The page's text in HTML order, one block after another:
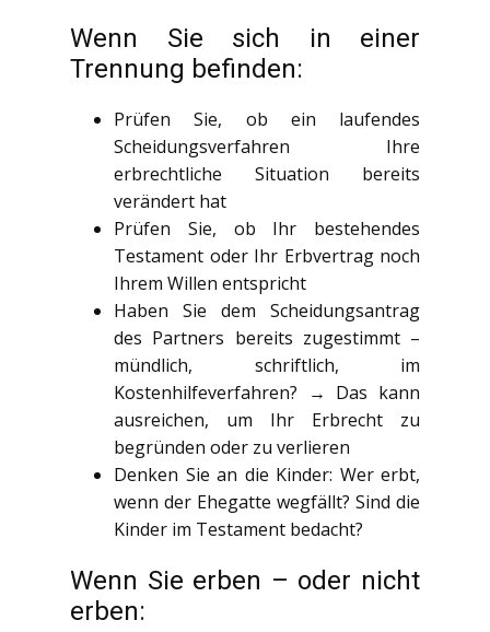
Wenn Sie sich in einer
Trennung befinden:
Prüfen Sie, ob ein laufendes
Scheidungsverfahren Ihre
erbrechtliche Situation bereits
verändert hat
Prüfen Sie, ob Ihr bestehendes
Testament oder Ihr Erbvertrag noch
Ihrem Willen entspricht
Haben Sie dem Scheidungsantrag
des Partners bereits zugestimmt –
mündlich, schriftlich, im
Kostenhilfeverfahren? → Das kann
ausreichen, um Ihr Erbrecht zu
begründen oder zu verlieren
Denken Sie an die Kinder: Wer erbt,
wenn der Ehegatte wegfällt? Sind die
Kinder im Testament bedacht?
Wenn Sie erben – oder nicht
erben: